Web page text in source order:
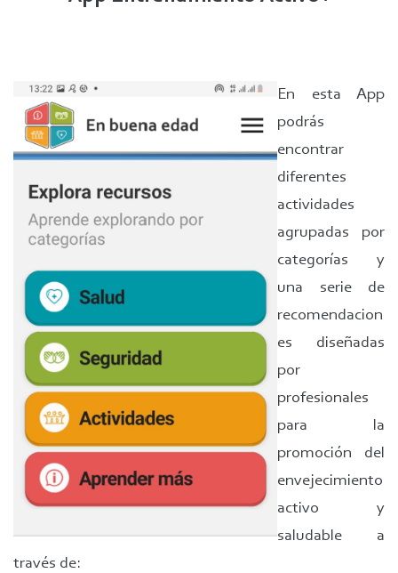
En esta App
podrás
encontrar
diferentes
actividades
agrupadas por
categorías y
una serie de
recomendacion
es diseñadas
por
profesionales
para la
promoción del
envejecimiento
activo y
saludable a
través de: